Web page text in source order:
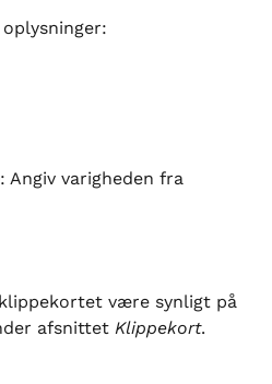
: Angiv varigheden fra
være synligt på
afsnittet Klippekort.